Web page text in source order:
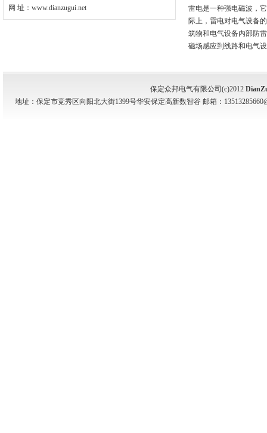
网 址：www.dianzugui.net
雷电是一种强电磁波，
际上，雷电对电气设备
筑物和电气设备内部防
磁场感应到线路和电气
保定众邦电气有限公司(c)2012
地址：保定市竞秀区向阳北大街1399号华安保定高新数智谷 邮箱：